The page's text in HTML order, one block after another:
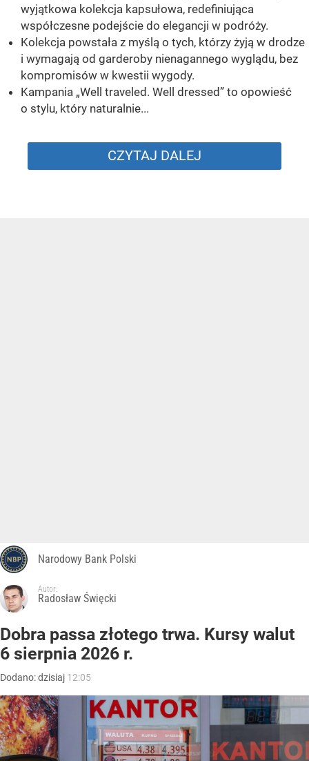
wyjątkowa kolekcja kapsułowa, redefiniująca
współczesne podejście do elegancji w podróży.
Kolekcja powstała z myślą o tych, którzy żyją w drodze
i wymagają od garderoby nienagannego wyglądu, bez
kompromisów w kwestii wygody.
Kampania „Well traveled. Well dressed” to opowieść
o stylu, który naturalnie...
CZYTAJ DALEJ
Narodowy Bank Polski
Autor:
Radosław Święcki
Dobra passa złotego trwa. Kursy walut
6 sierpnia 2026 r.
Dodano:dzisiaj 12:05